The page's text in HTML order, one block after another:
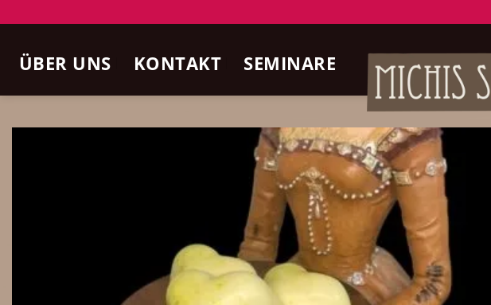
springen
ÜBER UNS KONTAKT SEMINARE